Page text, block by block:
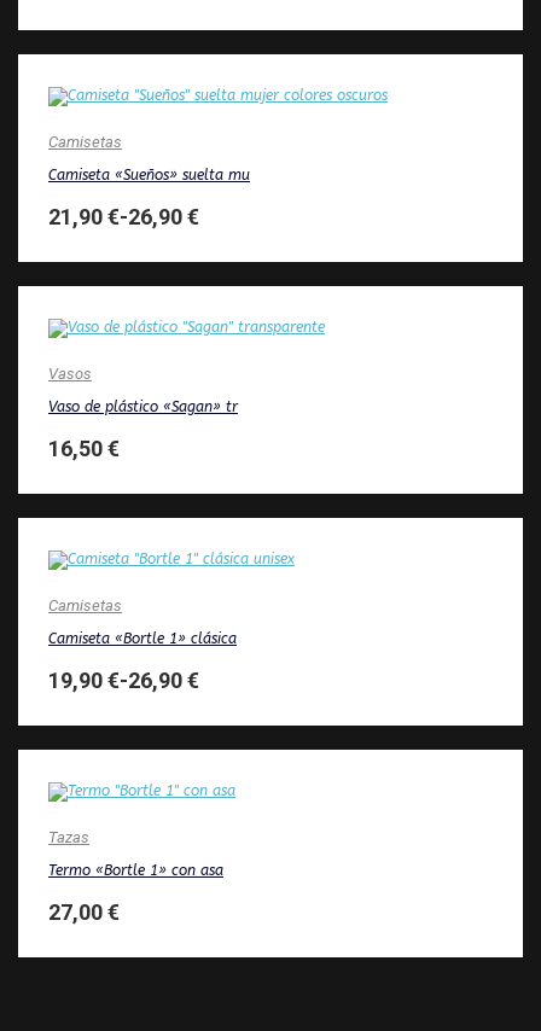
Camisetas
Camiseta «Sueños» suelta mu
21,90€-26,90€
Vasos
Vaso de plástico «Sagan» tr
16,50€
Camisetas
Camiseta «Bortle 1» clásica
19,90€-26,90€
Tazas
Termo «Bortle 1» con asa
27,00€